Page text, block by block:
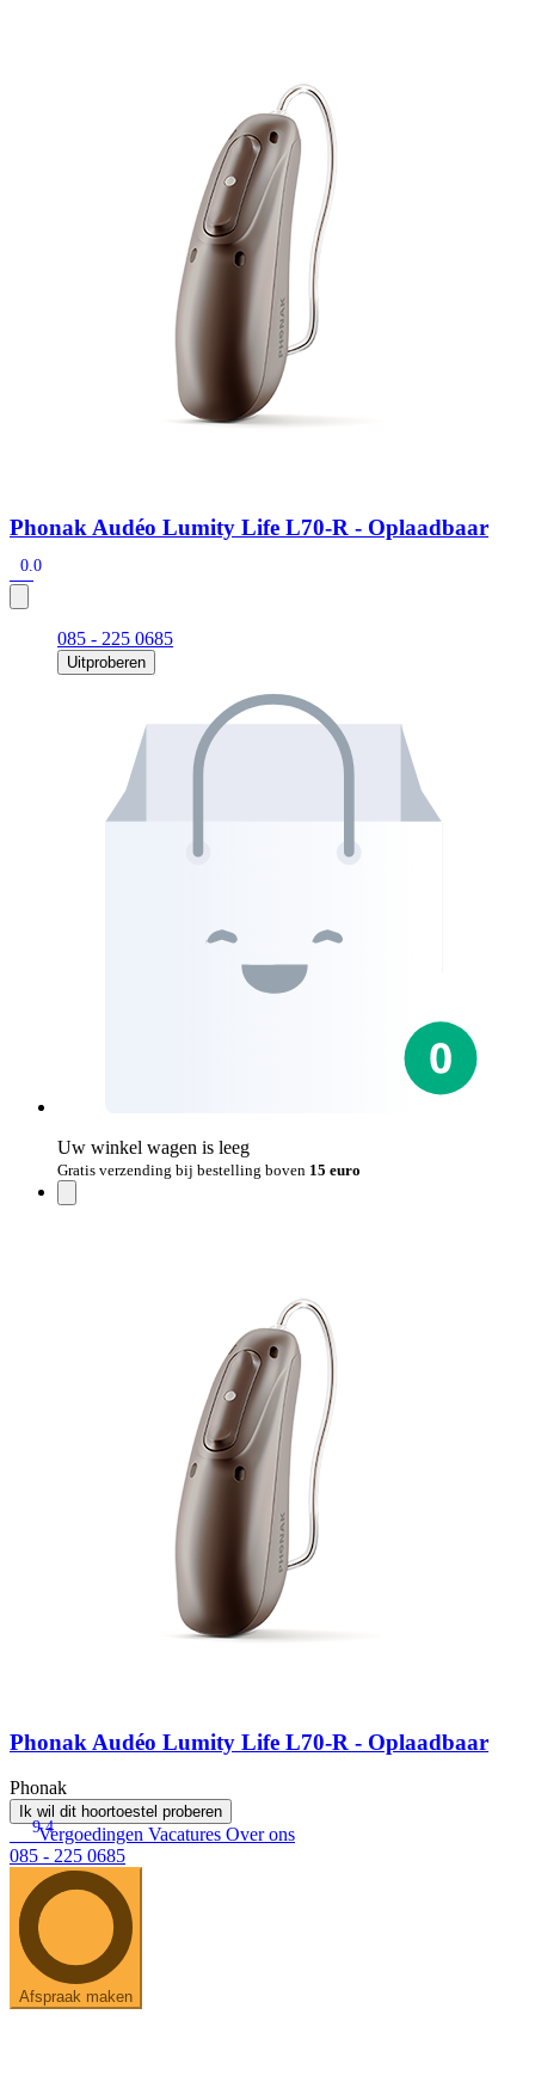
Signia Pure BCT IX
Audio Service R LI 7
Widex filters Filters
Signia Active Mini IX - Oplaadbaar
De Signia Active Mini IX is het nieuwste hoortoestel van Signia.
Phonak Audéo Lumity Life L70-R - Oplaadbaar
0.0
085 - 225 0685
Uitproberen
Uw winkel wagen is leeg
Gratis verzending bij bestelling boven 15 euro
Phonak Audéo Lumity Life L70-R - Oplaadbaar
Phonak
Ik wil dit hoortoestel proberen
9.4
Vergoedingen Vacatures Over ons
085 - 225 0685
Afspraak maken